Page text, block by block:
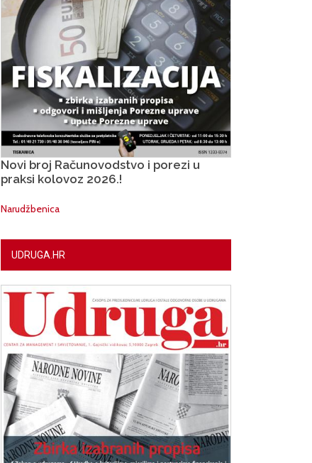
Novi broj Računovodstvo i porezi u
praksi kolovoz 2026.!
Narudžbenica
UDRUGA.HR